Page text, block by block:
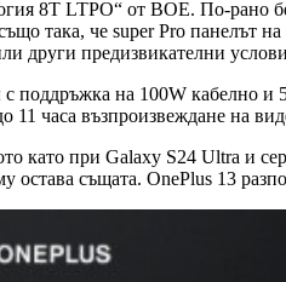
8T LTPO“ от BOE. По-рано
така, че super Pro панелът
други предизвикателни
с поддръжка на 100W кабелно и
часа възпроизвеждане на
като при Galaxy S24 Ultra и
същата. OnePlus 13